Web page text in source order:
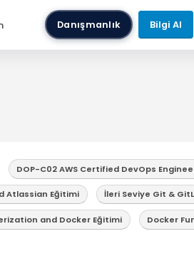
Danışmanlık Bilgi Al
DOP-C02 AWS Certified DevOps
Atlassian Eğitimi İleri Seviye Git &
and Docker Eğitimi Docker